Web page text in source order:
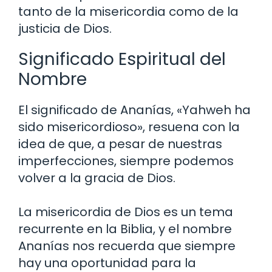
tanto de la misericordia como de la
justicia de Dios.
Significado Espiritual del
Nombre
El significado de Ananías, «Yahweh ha
sido misericordioso», resuena con la
idea de que, a pesar de nuestras
imperfecciones, siempre podemos
volver a la gracia de Dios.
La misericordia de Dios es un tema
recurrente en la Biblia, y el nombre
Ananías nos recuerda que siempre
hay una oportunidad para la